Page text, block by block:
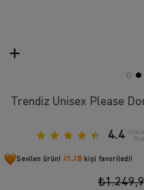
Trendiz Unisex Please
4.4
Sevilen ürün! 25,2B kişi favoriledi!